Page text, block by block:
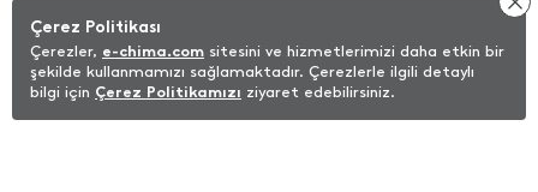
Çerez Politikası
Çerezler, e-chima.com sitesini ve hizmetlerimizi daha etkin bir
şekilde kullanmamızı sağlamaktadır. Çerezlerle ilgili detaylı
bilgi için Çerez Politikamızı ziyaret edebilirsiniz.